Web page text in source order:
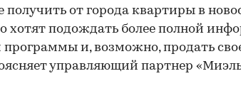
получить от города квартиры в
хотят подождать более полной
программы и, возможно, продать
управляющий партнер